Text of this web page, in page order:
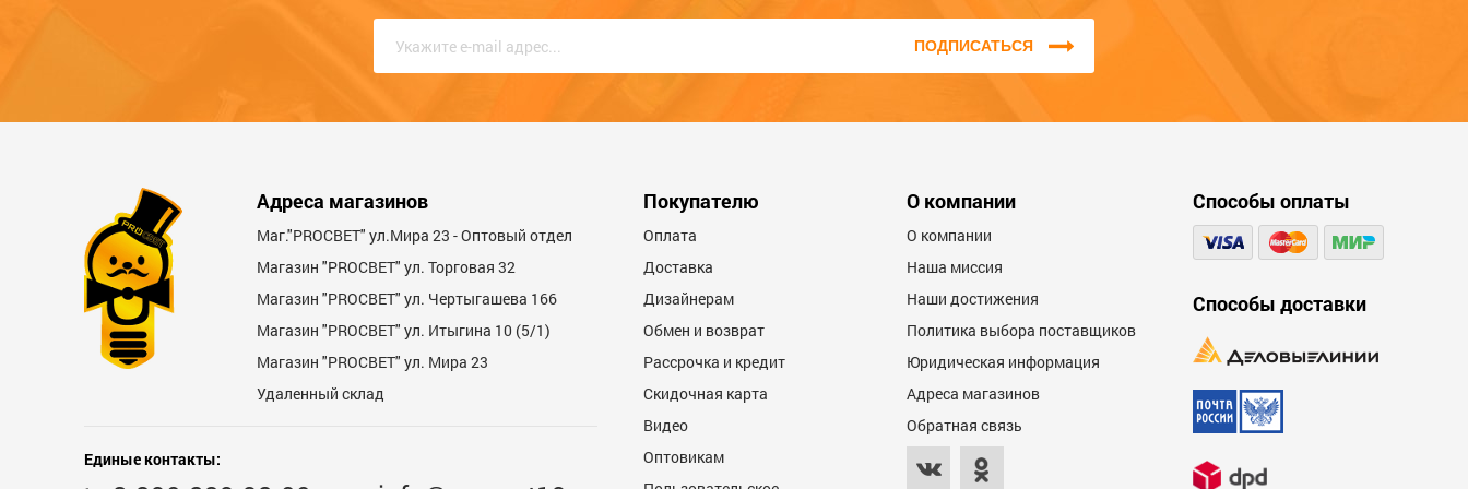
Достоинства
оскорбления.
ПОДПИСАТЬСЯ
Адреса магазинов
Маг."PROСВЕТ" ул.Мира 23 - Оптовый отдел
Магазин "PROСВЕТ" ул. Торговая 32
Магазин "PROCBET" ул. Чертыгашева 166
Магазин "PROCBET" ул. Итыгина 10 (5/1)
Магазин "PROСВЕТ" ул. Мира 23
Удаленный склад
Единые контакты:
Покупателю
Оплата
Доставка
Дизайнерам
Обмен и возврат
Рассрочка и кредит
Скидочная карта
Видео
Оптовикам
О компании
О компании
Наша миссия
Наши достижения
Политика выбора поставщиков
Юридическая информация
Адреса магазинов
Обратная связь
Способы оплаты
Способы доставки